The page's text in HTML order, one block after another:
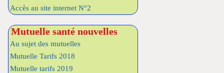
Accès au site internet N°2
Mutuelle santé nouvelles
Au sujet des mutuelles
Mutuelle Tarifs 2018
Mutuelle tarifs 2019